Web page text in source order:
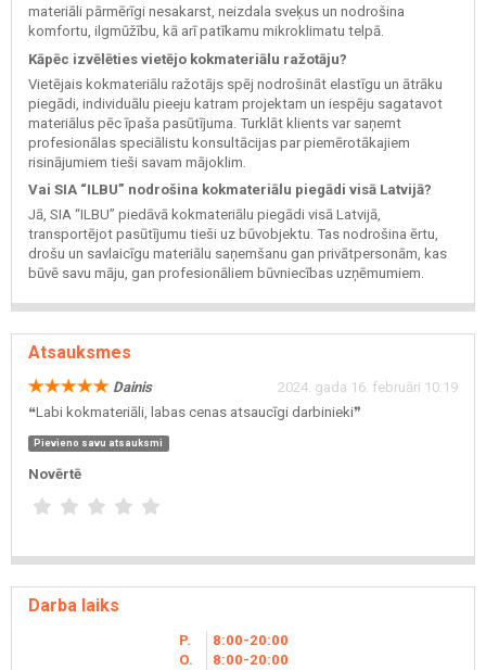
materiāli pārmērīgi nesakarst, neizdala sveķus un nodrošina
komfortu, ilgmūžību, kā arī patīkamu mikroklimatu telpā.
Kāpēc izvēlēties vietējo kokmateriālu ražotāju?
Vietējais kokmateriālu ražotājs spēj nodrošināt elastīgu un ātrāku
piegādi, individuālu pieeju katram projektam un iespēju sagatavot
materiālus pēc īpaša pasūtījuma. Turklāt klients var saņemt
profesionālas speciālistu konsultācijas par piemērotākajiem
risinājumiem tieši savam mājoklim.
Vai SIA “ILBU” nodrošina kokmateriālu piegādi visā Latvijā?
Jā, SIA “ILBU” piedāvā kokmateriālu piegādi visā Latvijā,
transportējot pasūtījumu tieši uz būvobjektu. Tas nodrošina ērtu,
drošu un savlaicīgu materiālu saņemšanu gan privātpersonām, kas
būvē savu māju, gan profesionāliem būvniecības uzņēmumiem.
Atsauksmes
Dainis
2024. gada 16. februāri 10:19
❝Labi kokmateriāli, labas cenas atsaucīgi darbinieki❞
Pievieno savu atsauksmi
Novērtē
Darba laiks
P. 8 00-20 00
O.
8 00-20 00